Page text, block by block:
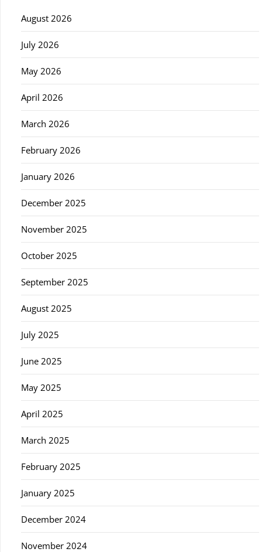
August 2026
July 2026
May 2026
April 2026
March 2026
February 2026
January 2026
December 2025
November 2025
October 2025
September 2025
August 2025
July 2025
June 2025
May 2025
April 2025
March 2025
February 2025
January 2025
December 2024
November 2024